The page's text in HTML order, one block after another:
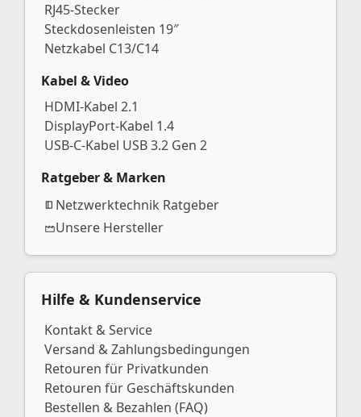
RJ45-Stecker
Steckdosenleisten 19″
Netzkabel C13/C14
Kabel & Video
HDMI-Kabel 2.1
DisplayPort-Kabel 1.4
USB-C-Kabel USB 3.2 Gen 2
Ratgeber & Marken
Netzwerktechnik Ratgeber
Unsere Hersteller
Hilfe & Kundenservice
Kontakt & Service
Versand & Zahlungsbedingungen
Retouren für Privatkunden
Retouren für Geschäftskunden
Bestellen & Bezahlen (FAQ)